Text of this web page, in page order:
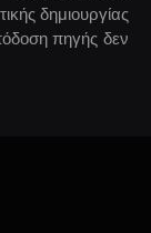
δημιουργίας
πηγής δεν